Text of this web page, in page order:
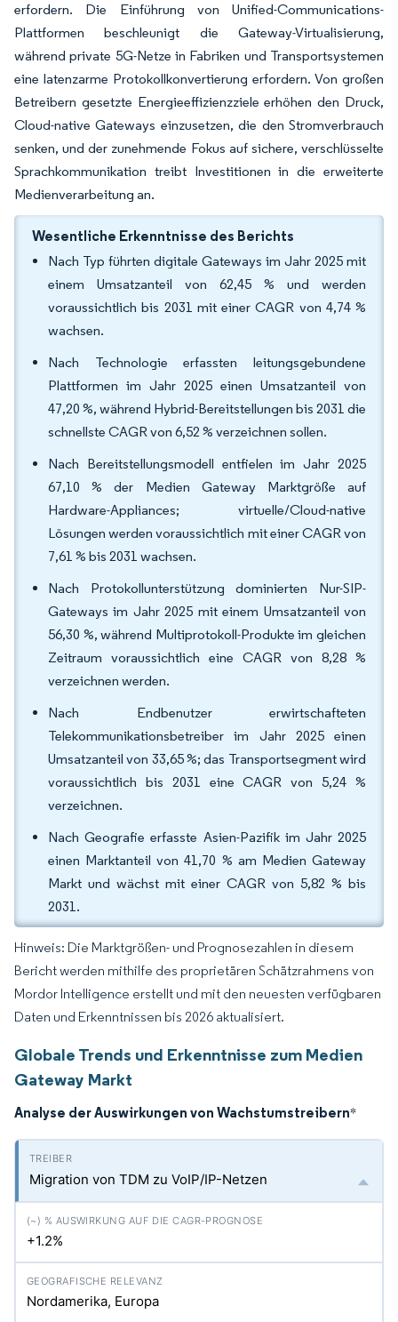
erfordern. Die Einführung von Unified-Communications-
Plattformen beschleunigt die Gateway-Virtualisierung,
während private 5G-Netze in Fabriken und Transportsystemen
eine latenzarme Protokollkonvertierung erfordern. Von großen
Betreibern gesetzte Energieeffizienzziele erhöhen den Druck,
Cloud-native Gateways einzusetzen, die den Stromverbrauch
senken, und der zunehmende Fokus auf sichere, verschlüsselte
Sprachkommunikation treibt Investitionen in die erweiterte
Medienverarbeitung an.
Wesentliche Erkenntnisse des Berichts
Nach Typ führten digitale Gateways im Jahr 2025 mit
einem Umsatzanteil von 62,45 % und werden
voraussichtlich bis 2031 mit einer CAGR von 4,74 %
wachsen.
Nach Technologie erfassten leitungsgebundene
Plattformen im Jahr 2025 einen Umsatzanteil von
47,20 %, während Hybrid-Bereitstellungen bis 2031 die
schnellste CAGR von 6,52 % verzeichnen sollen.
Nach Bereitstellungsmodell entfielen im Jahr 2025
67,10 % der Medien Gateway Marktgröße auf
Hardware-Appliances; virtuelle/Cloud-native
Lösungen werden voraussichtlich mit einer CAGR von
7,61 % bis 2031 wachsen.
Nach Protokollunterstützung dominierten Nur-SIP-
Gateways im Jahr 2025 mit einem Umsatzanteil von
56,30 %, während Multiprotokoll-Produkte im gleichen
Zeitraum voraussichtlich eine CAGR von 8,28 %
verzeichnen werden.
Nach Endbenutzer erwirtschafteten
Telekommunikationsbetreiber im Jahr 2025 einen
Umsatzanteil von 33,65 %; das Transportsegment wird
voraussichtlich bis 2031 eine CAGR von 5,24 %
verzeichnen.
Nach Geografie erfasste Asien-Pazifik im Jahr 2025
einen Marktanteil von 41,70 % am Medien Gateway
Markt und wächst mit einer CAGR von 5,82 % bis
2031.
Hinweis: Die Marktgrößen- und Prognosezahlen in diesem
Bericht werden mithilfe des proprietären Schätzrahmens von
Mordor Intelligence erstellt und mit den neuesten verfügbaren
Daten und Erkenntnissen bis 2026 aktualisiert.
Globale Trends und Erkenntnisse zum Medien
Gateway Markt
Analyse der Auswirkungen von Wachstumstreibern*
Migration von TDM zu VoIP/IP-Netzen
+1.2%
Nordamerika, Europa